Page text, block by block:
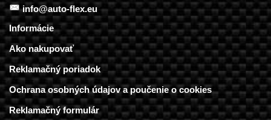
info@auto-flex.eu
Informácie
Ako nakupovať
Reklamačný poriadok
Ochrana osobných údajov a poučenie o cookies
Reklamačný formulár